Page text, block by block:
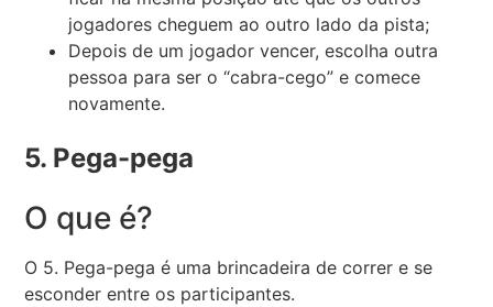
jogadores cheguem ao outro lado da pista;
Depois de um jogador vencer, escolha outra
pessoa para ser o “cabra-cego” e comece
novamente.
5. Pega-pega
O que é?
O 5. Pega-pega é uma brincadeira de correr e se
esconder entre os participantes.